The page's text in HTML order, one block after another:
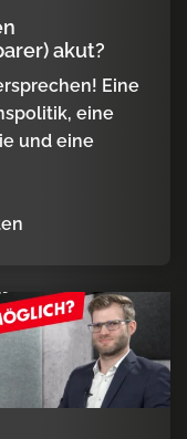
akut?
Eine
eine
und eine